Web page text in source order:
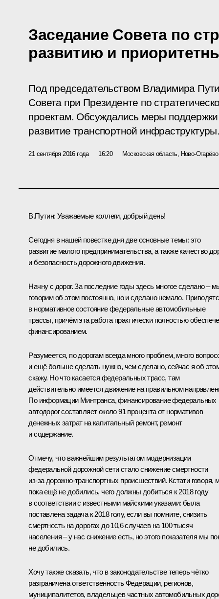
Заседание Совета по
развитию и
Под председательством Владимира
Совета при Президенте по
проектам. Обсуждались меры
развитие транспортной
21 сентября 2016 года 16:20 Московская область, Ново-Огарёво
В.Путин: Уважаемые коллеги, добрый день!
Сегодня в нашей повестке дня две основные темы: это
развитие малого предпринимательства, а также качество
и безопасность дорожного движения.
Начну с дорог. За последние годы здесь многое сделано –
говорим об этом постоянно, но и сделано немало.
в нормативное состояние федеральные автомобильные
трассы, причём эта работа практически полностью
финансированием.
Разумеется, по дорогам всегда много проблем, много
и ещё больше сделать нужно, чем сделано, сейчас я об
скажу. Но что касается федеральных трасс, там
действительно имеется движение на правильном
По информации Минтранса, финансирование федеральных
автодорог составляет около 91 процента от нормативов
денежных затрат на капитальный ремонт, ремонт
и содержание.
Отмечу, что важнейшим результатом модернизации
федеральной дорожной сети стало снижение смертности
из‑за дорожно-транспортных происшествий. Кстати говоря,
пока ещё не добились, чего должны добиться к 2018 году
в соответствии с известными майскими указами: была
поставлена задача к 2018 голу, если вы помните, снизить
смертность на дорогах до 10,6 случаев на 100 тысяч
населения – у нас снижение есть, но этого показателя мы
не добились.
Хочу также сказать, что в законодательстве теперь чётко
разграничена ответственность Федерации, регионов,
муниципалитетов, владельцев частных автомобильных